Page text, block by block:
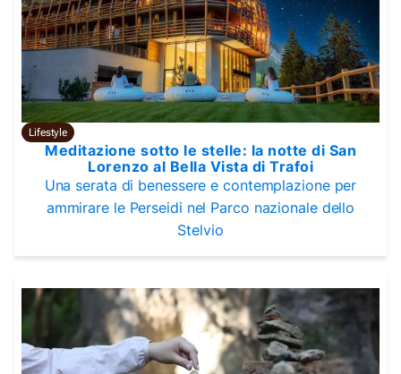
Lifestyle
Meditazione sotto le stelle: la notte di San
Lorenzo al Bella Vista di Trafoi
Una serata di benessere e contemplazione per
ammirare le Perseidi nel Parco nazionale dello
Stelvio